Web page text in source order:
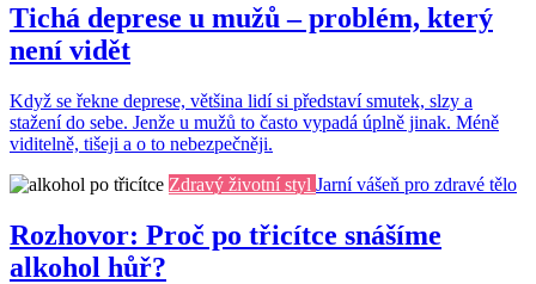
Tichá deprese u mužů – problém, který
není vidět
Když se řekne deprese, většina lidí si představí smutek, slzy a
stažení do sebe. Jenže u mužů to často vypadá úplně jinak. Méně
viditelně, tišeji a o to nebezpečněji.
Zdravý životní styl Jarní vášeň pro zdravé tělo
Rozhovor: Proč po třicítce snášíme
alkohol hůř?